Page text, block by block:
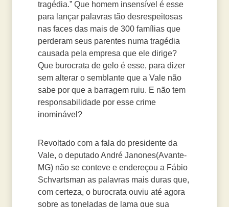
tragédia.” Que homem insensível é esse
para lançar palavras tão desrespeitosas
nas faces das mais de 300 famílias que
perderam seus parentes numa tragédia
causada pela empresa que ele dirige?
Que burocrata de gelo é esse, para dizer
sem alterar o semblante que a Vale não
sabe por que a barragem ruiu. E não tem
responsabilidade por esse crime
inominável?
Revoltado com a fala do presidente da
Vale, o deputado André Janones(Avante-
MG) não se conteve e endereçou a Fábio
Schvartsman as palavras mais duras que,
com certeza, o burocrata ouviu até agora
sobre as toneladas de lama que sua